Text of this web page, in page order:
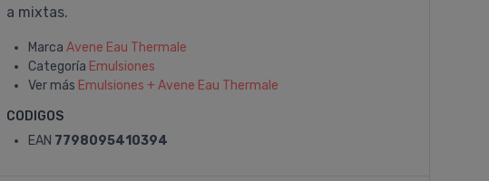
a mixtas.
Marca Avene Eau Thermale
Categoría Emulsiones
Ver más Emulsiones + Avene Eau Thermale
CODIGOS
EAN 7798095410394